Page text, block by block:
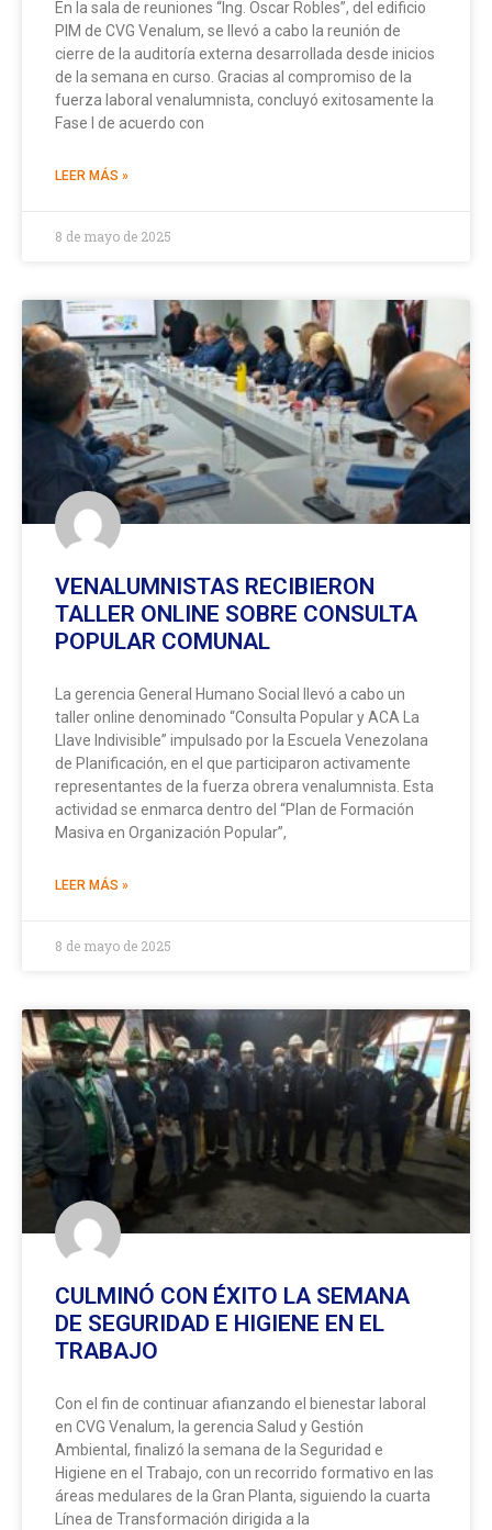
En la sala de reuniones “Ing. Oscar Robles”, del edificio
PIM de CVG Venalum, se llevó a cabo la reunión de
cierre de la auditoría externa desarrollada desde inicios
de la semana en curso. Gracias al compromiso de la
fuerza laboral venalumnista, concluyó exitosamente la
Fase I de acuerdo con
LEER MÁS »
8 de mayo de 2025
VENALUMNISTAS RECIBIERON
TALLER ONLINE SOBRE CONSULTA
POPULAR COMUNAL
La gerencia General Humano Social llevó a cabo un
taller online denominado “Consulta Popular y ACA La
Llave Indivisible” impulsado por la Escuela Venezolana
de Planificación, en el que participaron activamente
representantes de la fuerza obrera venalumnista. Esta
actividad se enmarca dentro del “Plan de Formación
Masiva en Organización Popular”,
LEER MÁS »
8 de mayo de 2025
CULMINÓ CON ÉXITO LA SEMANA
DE SEGURIDAD E HIGIENE EN EL
TRABAJO
Con el fin de continuar afianzando el bienestar laboral
en CVG Venalum, la gerencia Salud y Gestión
Ambiental, finalizó la semana de la Seguridad e
Higiene en el Trabajo, con un recorrido formativo en las
áreas medulares de la Gran Planta, siguiendo la cuarta
Línea de Transformación dirigida a la